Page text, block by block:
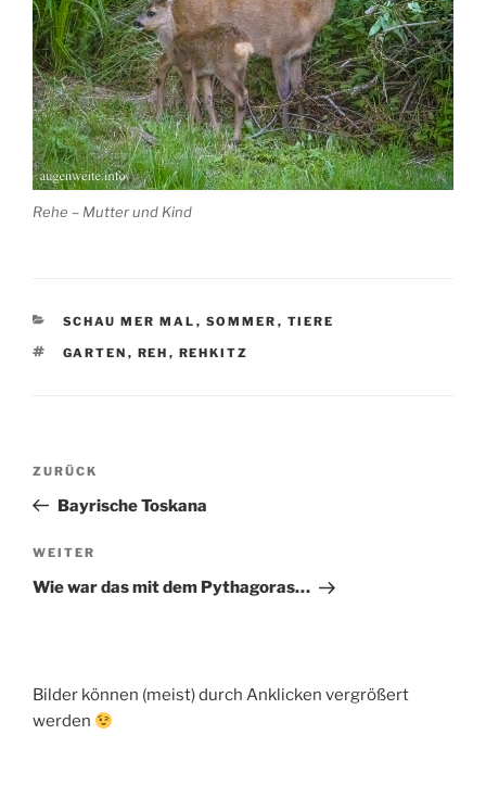
Rehe – Mutter und Kind
KATEGORIEN
SCHAU MER MAL , SOMMER , TIERE
SCHLAGWÖRTER
GARTEN , REH , REHKITZ
Beitragsnavigation
Vorheriger
Beitrag
ZURÜCK
Bayrische Toskana
Nächster
Beitrag
WEITER
Wie war das mit dem Pythagoras…
Bilder können (meist) durch Anklicken vergrößert
werden